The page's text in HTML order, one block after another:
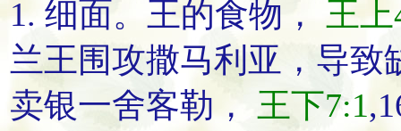
1. 细面。王的食物， 王上
兰王围攻撒马利亚，导致
卖银一舍客勒 ， 王下7:1